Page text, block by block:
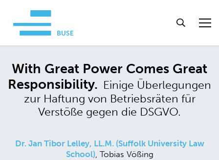
With Great Power Comes Great
Responsibility. Einige Überlegungen
zur Haftung von Betriebsräten für
Verstöße gegen die DSGVO.
Dr. Jan Tibor Lelley, LL.M. (Suffolk University Law
School), Tobias Vößing